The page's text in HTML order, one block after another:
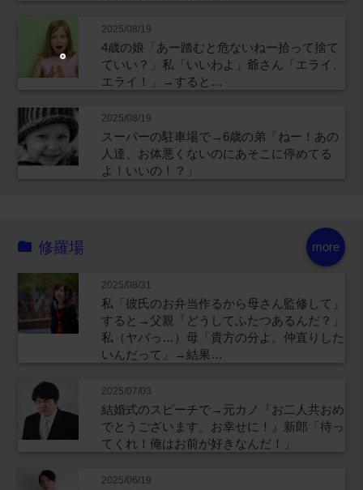
2025/08/19
4歳の娘「あー踏むと危ないねー拾って捨て
ていい？」私「いいわよ」爺さん「エライ、
エライ！」→すると…
2025/08/19
スーパーの駐車場で→6歳の弟「ねー！あの
人達、お体悪くないのにあそこに停めてる
よ！いいの！？」
more
修羅場
2025/08/31
私「彼氏のお弁当作るから母さん監修して」
すると→父親「どうしてふたつあるんだ？」
私（ヤバっ…）母「貴方の分よ。仲直りした
いんだって」→結果…
2025/07/03
結婚式のスピーチで→元カノ『お二人共おめ
でとうございます。お幸せに！』新郎「待っ
てくれ！俺はお前が好きなんだ！」
2025/06/19